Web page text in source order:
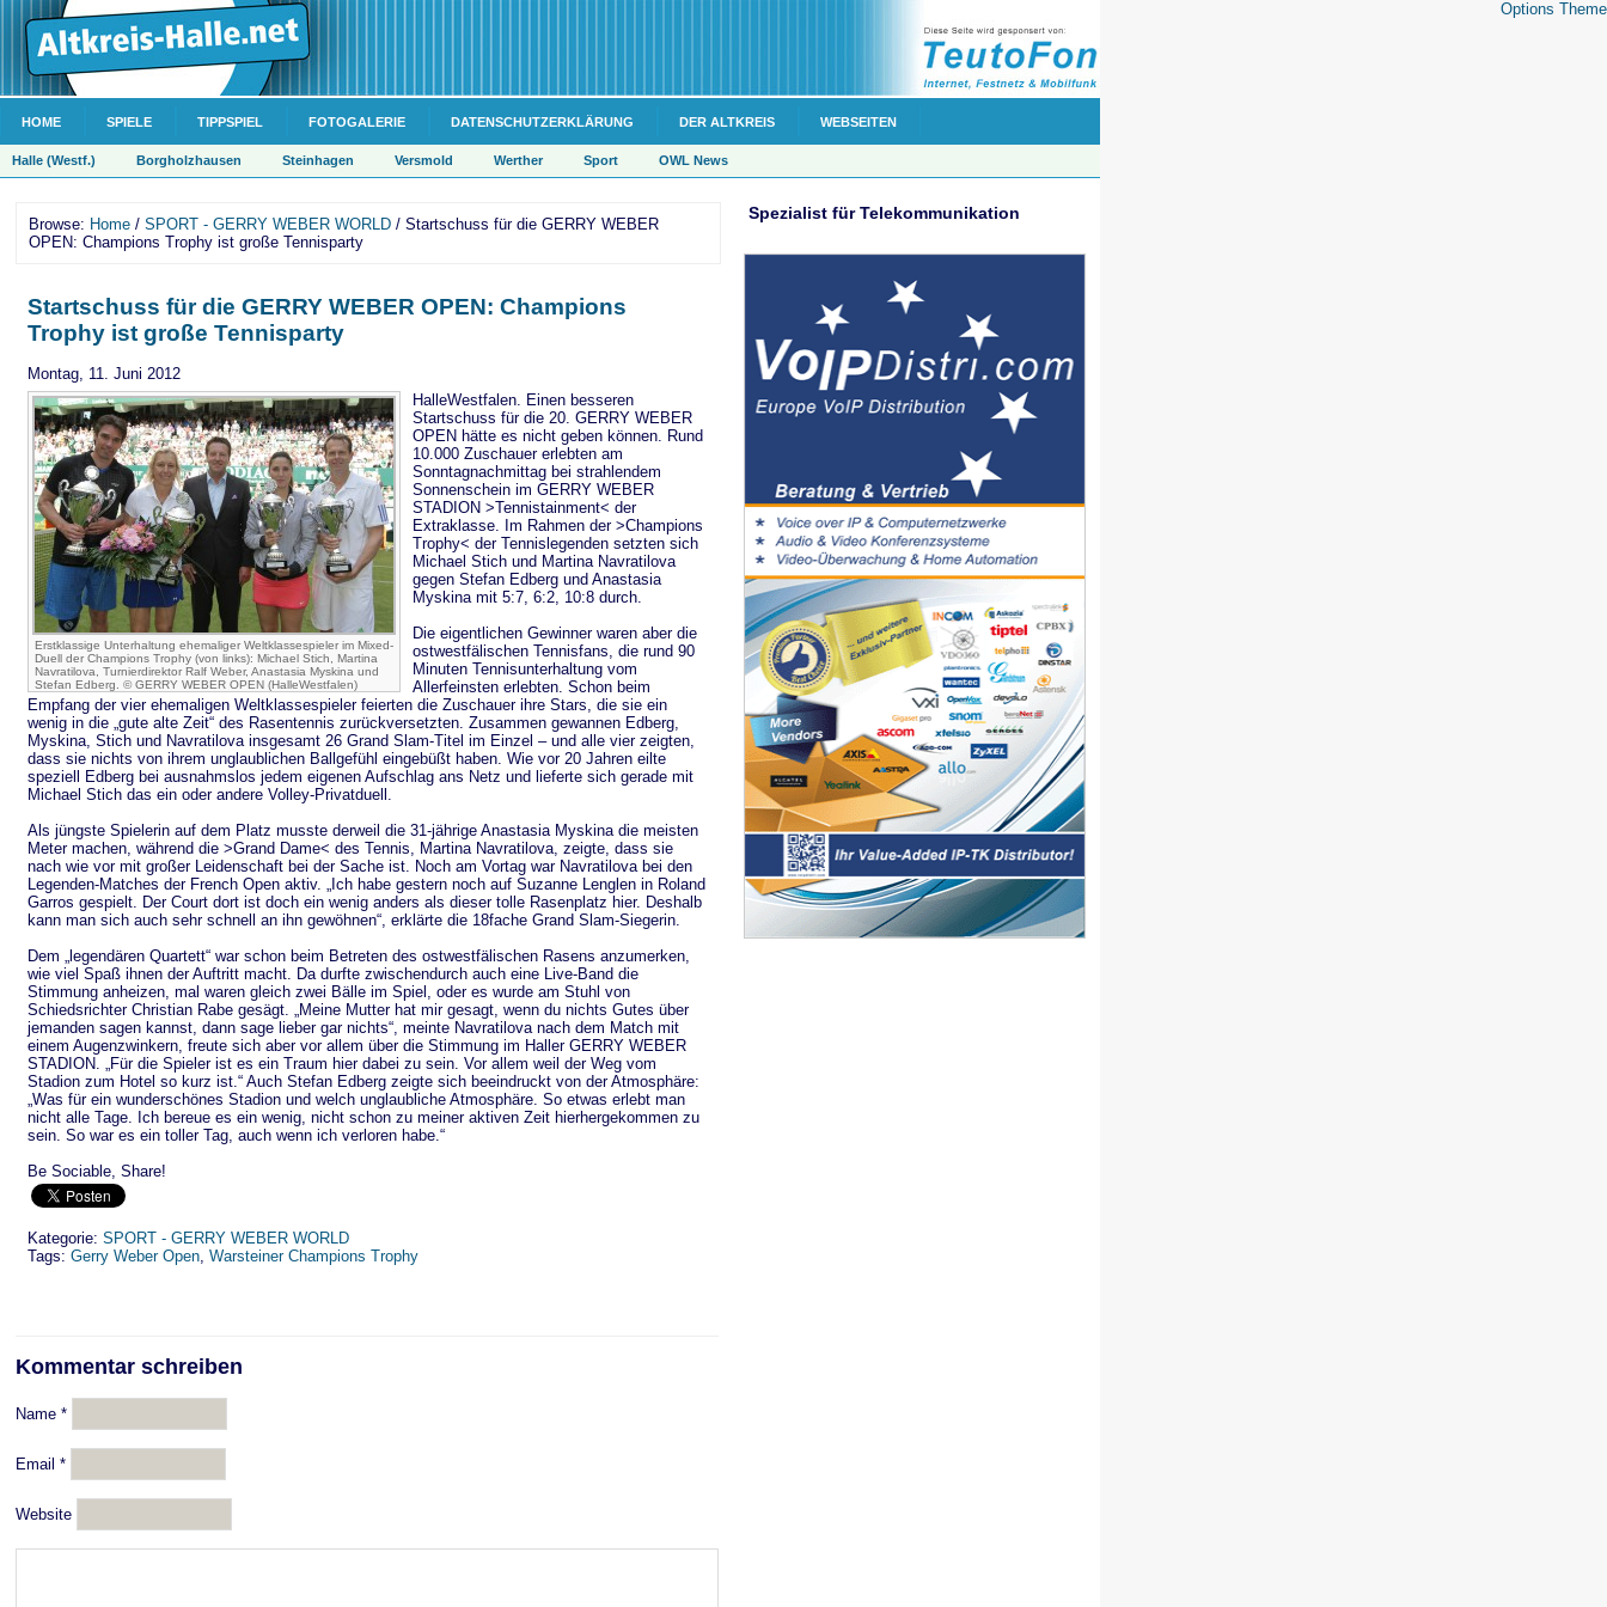
HOME SPIELE TIPPSPIEL FOTOGALERIE DATENSCHUTZERKLÄRUNG DER ALTKREIS WEBSEITEN
Halle (Westf.) Borgholzhausen Steinhagen Versmold Werther Sport OWL News
Browse: Home / SPORT - GERRY WEBER WORLD / Startschuss für die GERRY WEBER
OPEN: Champions Trophy ist große Tennisparty
Startschuss für die GERRY WEBER OPEN: Champions
Trophy ist große Tennisparty
Montag, 11. Juni 2012
Erstklassige Unterhaltung ehemaliger Weltklassespieler im Mixed-
Duell der Champions Trophy (von links): Michael Stich, Martina
Navratilova, Turnierdirektor Ralf Weber, Anastasia Myskina und
Stefan Edberg. © GERRY WEBER OPEN (HalleWestfalen)
HalleWestfalen. Einen besseren
Startschuss für die 20. GERRY WEBER
OPEN hätte es nicht geben können. Rund
10.000 Zuschauer erlebten am
Sonntagnachmittag bei strahlendem
Sonnenschein im GERRY WEBER
STADION >Tennistainment< der
Extraklasse. Im Rahmen der >Champions
Trophy< der Tennislegenden setzten sich
Michael Stich und Martina Navratilova
gegen Stefan Edberg und Anastasia
Myskina mit 5:7, 6:2, 10:8 durch.
Die eigentlichen Gewinner waren aber die
ostwestfälischen Tennisfans, die rund 90
Minuten Tennisunterhaltung vom
Allerfeinsten erlebten. Schon beim
Empfang der vier ehemaligen Weltklassespieler feierten die Zuschauer ihre Stars, die sie ein
wenig in die „gute alte Zeit“ des Rasentennis zurückversetzten. Zusammen gewannen Edberg,
Myskina, Stich und Navratilova insgesamt 26 Grand Slam-Titel im Einzel – und alle vier zeigten,
dass sie nichts von ihrem unglaublichen Ballgefühl eingebüßt haben. Wie vor 20 Jahren eilte
speziell Edberg bei ausnahmslos jedem eigenen Aufschlag ans Netz und lieferte sich gerade mit
Michael Stich das ein oder andere Volley-Privatduell.
Als jüngste Spielerin auf dem Platz musste derweil die 31-jährige Anastasia Myskina die meisten
Meter machen, während die >Grand Dame< des Tennis, Martina Navratilova, zeigte, dass sie
nach wie vor mit großer Leidenschaft bei der Sache ist. Noch am Vortag war Navratilova bei den
Legenden-Matches der French Open aktiv. „Ich habe gestern noch auf Suzanne Lenglen in Roland
Garros gespielt. Der Court dort ist doch ein wenig anders als dieser tolle Rasenplatz hier. Deshalb
kann man sich auch sehr schnell an ihn gewöhnen“, erklärte die 18fache Grand Slam-Siegerin.
Dem „legendären Quartett“ war schon beim Betreten des ostwestfälischen Rasens anzumerken,
wie viel Spaß ihnen der Auftritt macht. Da durfte zwischendurch auch eine Live-Band die
Stimmung anheizen, mal waren gleich zwei Bälle im Spiel, oder es wurde am Stuhl von
Schiedsrichter Christian Rabe gesägt. „Meine Mutter hat mir gesagt, wenn du nichts Gutes über
jemanden sagen kannst, dann sage lieber gar nichts“, meinte Navratilova nach dem Match mit
einem Augenzwinkern, freute sich aber vor allem über die Stimmung im Haller GERRY WEBER
STADION. „Für die Spieler ist es ein Traum hier dabei zu sein. Vor allem weil der Weg vom
Stadion zum Hotel so kurz ist.“ Auch Stefan Edberg zeigte sich beeindruckt von der Atmosphäre:
„Was für ein wunderschönes Stadion und welch unglaubliche Atmosphäre. So etwas erlebt man
nicht alle Tage. Ich bereue es ein wenig, nicht schon zu meiner aktiven Zeit hierhergekommen zu
sein. So war es ein toller Tag, auch wenn ich verloren habe.“
Be Sociable, Share!
Kategorie: SPORT - GERRY WEBER WORLD
Tags: Gerry Weber Open, Warsteiner Champions Trophy
Kommentar schreiben
Name *
Email *
Website
Spezialist für Telekommunikation
Options Theme